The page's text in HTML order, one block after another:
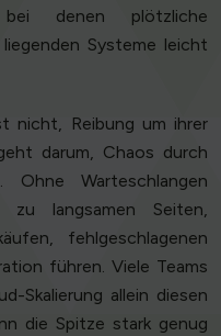
denen plötzliche
Systeme leicht
nicht, Reibung um ihrer
darum, Chaos durch
Ohne Warteschlangen
zu langsamen Seiten,
fehlgeschlagenen
führen. Viele Teams
Skalierung allein diesen
die Spitze stark genug